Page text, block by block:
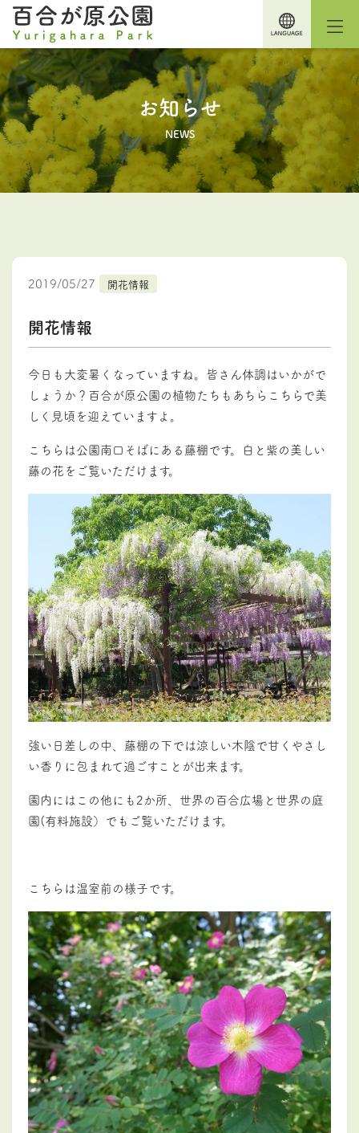
お知らせ
NEWS
2019/05/27 開花情報
開花情報
今日も大変暑くなっていますね。皆さん体調はいかがで
しょうか？百合が原公園の植物たちもあちらこちらで美
しく見頃を迎えていますよ。
こちらは公園南口そばにある藤棚です。白と紫の美しい
藤の花をご覧いただけます。
強い日差しの中、藤棚の下では涼しい木陰で甘くやさし
い香りに包まれて過ごすことが出来ます。
園内にはこの他にも2か所、世界の百合広場と世界の庭
園(有料施設）でもご覧いただけます。
こちらは温室前の様子です。